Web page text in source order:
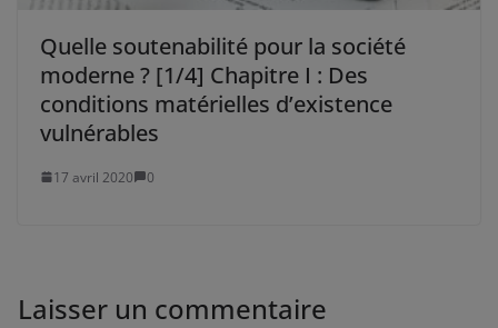
Quelle soutenabilité pour la société
moderne ? [1/4] Chapitre I : Des
conditions matérielles d’existence
vulnérables
17 avril 2020 0
Laisser un commentaire